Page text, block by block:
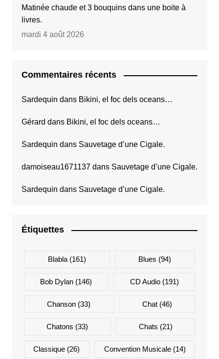
Matinée chaude et 3 bouquins dans une boite à
livres.
mardi 4 août 2026
Commentaires récents
Sardequin dans Bikini, el foc dels oceans…
Gérard dans Bikini, el foc dels oceans…
Sardequin dans Sauvetage d’une Cigale.
damoiseau1671137dans Sauvetage d’une Cigale.
Sardequin dans Sauvetage d’une Cigale.
Étiquettes
Blabla(161) Blues (94)
Bob Dylan (146) CD Audio(191)
Chanson (33) Chat(46)
Chatons (33) Chats (21)
Classique (26) Convention Musicale(14)